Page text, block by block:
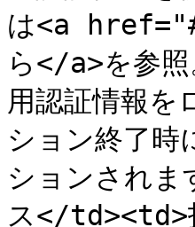
は<a
ら</a>を参
用認証情報
ション終了時
ションされ
ス</td><td>